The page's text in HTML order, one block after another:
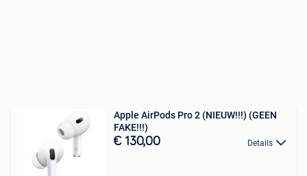
Apple AirPods Pro 2 (NIEUW!!!) (GEEN
FAKE!!!)
€ 130,00 Details